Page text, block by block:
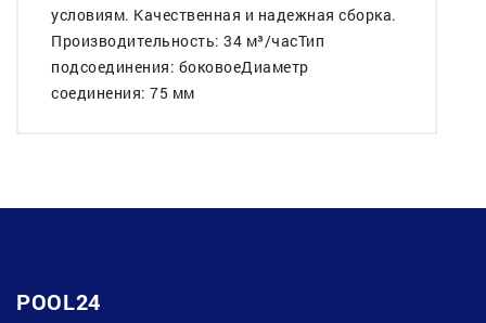
условиям. Качественная и надежная сборка.
Производительность: 34 м³/часТип
подсоединения: боковоеДиаметр
соединения: 75 мм
POOL24